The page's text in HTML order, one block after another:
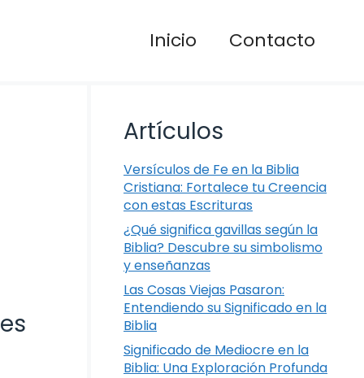
Inicio Contacto
Artículos
Versículos de Fe en la Biblia
Cristiana: Fortalece tu Creencia
con estas Escrituras
¿Qué significa gavillas según la
Biblia? Descubre su simbolismo
y enseñanzas
Las Cosas Viejas Pasaron:
Entendiendo su Significado en la
Biblia
Significado de Mediocre en la
Biblia: Una Exploración Profunda